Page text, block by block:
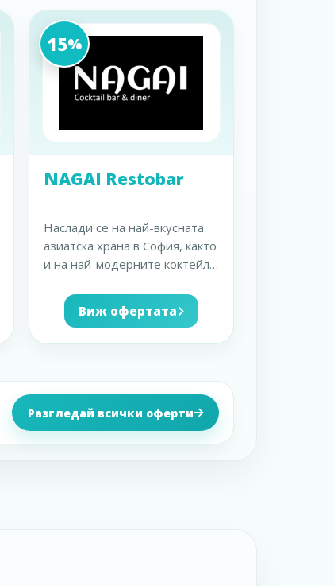
15%
NAGAI Restobar
Наслади се на най-вкусната
азиатска храна в София, както
и на най-модерните коктейли
Виж офертата
Разгледай всички оферти